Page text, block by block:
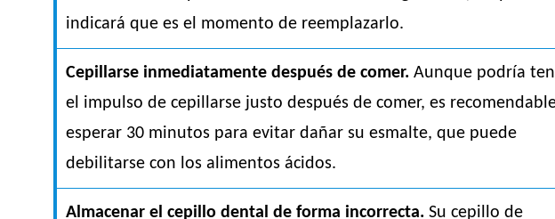
indicará que es el momento de reemplazarlo.
Cepillarse inmediatamente después de comer. Aunque podría
el impulso de cepillarse justo después de comer, es
esperar 30 minutos para evitar dañar su esmalte, que puede
debilitarse con los alimentos ácidos.
Almacenar el cepillo dental de forma incorrecta. Su cepillo de